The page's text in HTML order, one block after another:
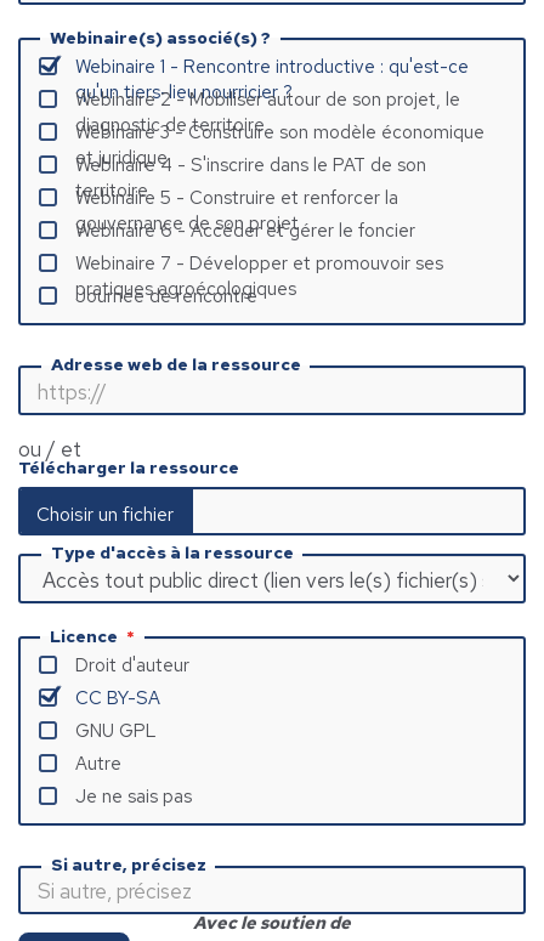
Webinaire(s) associé(s) ?
Webinaire 1 - Rencontre introductive : qu'est-ce
qu'un tiers-lieu nourricier ?
Webinaire 2 - Mobiliser autour de son projet, le
diagnostic de territoire
Webinaire 3 - Construire son modèle économique
et juridique
Webinaire 4 - S'inscrire dans le PAT de son
territoire
Webinaire 5 - Construire et renforcer la
gouvernance de son projet
Webinaire 6 - Accéder et gérer le foncier
Webinaire 7 - Développer et promouvoir ses
pratiques agroécologiques
Journée de rencontre
Adresse web de la ressource
ou / et
Télécharger la ressource
Type d'accès à la ressource
Licence
Droit d'auteur
CC BY-SA
GNU GPL
Autre
Je ne sais pas
Si autre, précisez
Avec le soutien de